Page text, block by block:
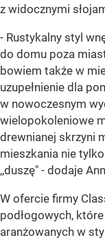
z widocznymi
- Rustykalny styl
do domu poza
bowiem także w
uzupełnienie dla
w nowoczesnym
wielopokoleniowe
drewnianej skrzyni
mieszkania nie
,,duszę" - dodaje
W ofercie firmy
podłogowych,
aranżowanych w